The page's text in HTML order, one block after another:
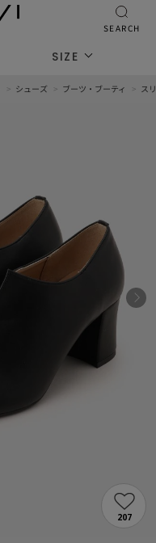
SEARCH
SIZE
シューズ ブーツ・ブーティ ス
207